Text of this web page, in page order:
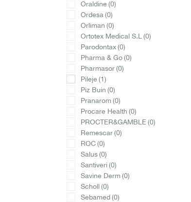
Oraldine(0)
Ordesa(0)
Orliman(0)
Ortotex Medical S.L(0)
Parodontax(0)
Pharma & Go(0)
Pharmasor(0)
Pileje(1)
Piz Buin(0)
Pranarom(0)
Procare Health(0)
PROCTER&GAMBLE(0)
Remescar(0)
ROC(0)
Salus(0)
Santiveri(0)
Savine Derm(0)
Scholl(0)
Sebamed(0)